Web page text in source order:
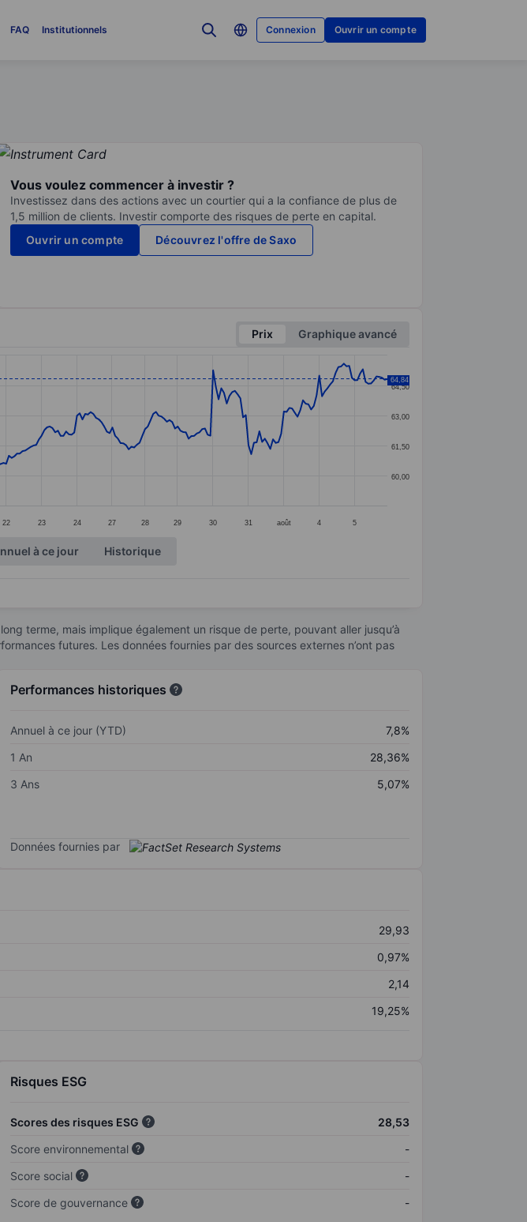
FAQ Institutionnels Connexion Ouvrir un compte
Vous voulez commencer à investir ?
Investissez dans des actions avec un courtier qui a la confiance de plus de
1,5 million de clients. Investir comporte des risques de perte en capital.
Ouvrir un compte
Découvrez l'offre de Saxo
Prix
Graphique avancé
22 23 24 27 28 29 30 31 août 4 5
60,00
61,50
63,00
64,50
64,84
à ce jour Historique
terme, mais implique également un risque de perte, pouvant aller jusqu’à
futures. Les données fournies par des sources externes n’ont pas
Performances historiques
Annuel à ce jour (YTD)
7,8%
1 An
28,36%
3 Ans
5,07%
Données fournies par
29,93
0,97%
2,14
19,25%
Risques ESG
Scores des risques ESG
28,53
Score environnemental
-
Score social
-
Score de gouvernance
-